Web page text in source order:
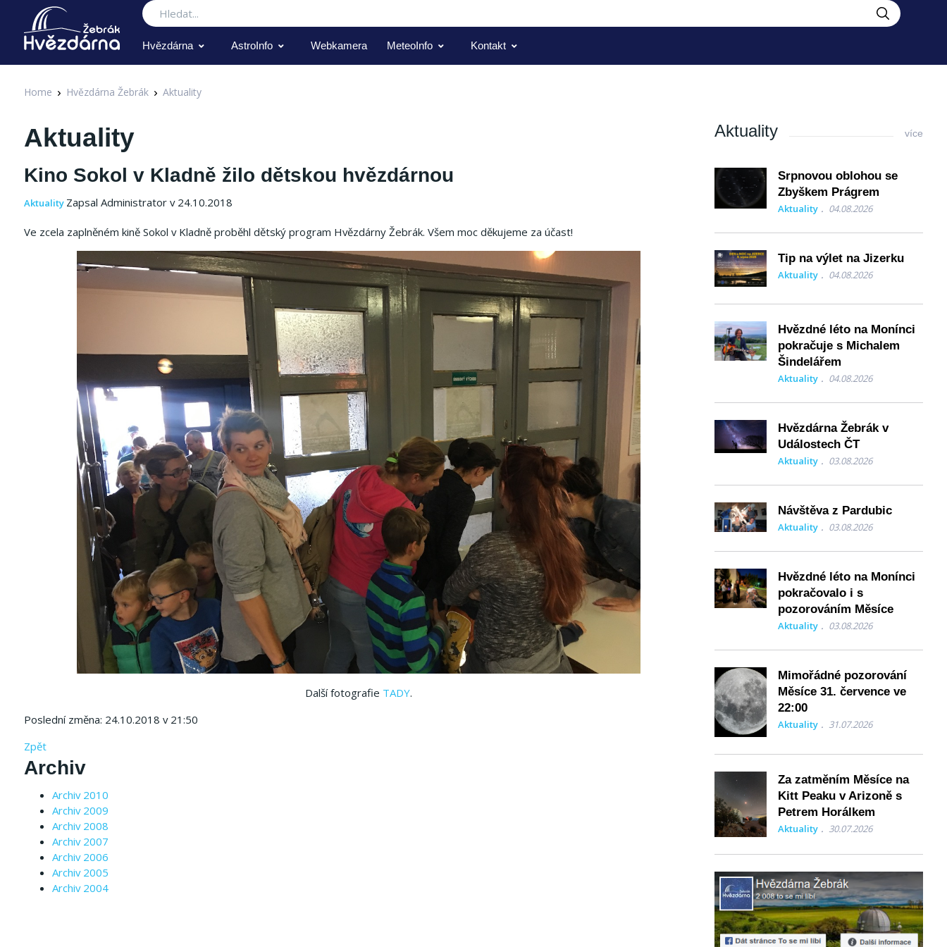
Hledat
Hvězdárna AstroInfo Webkamera MeteoInfo Kontakt
Home Hvězdárna Žebrák Aktuality
Aktuality
Kino Sokol v Kladně žilo dětskou hvězdárnou
Aktuality Zapsal Administrator v 24.10.2018
Ve zcela zaplněném kině Sokol v Kladně proběhl dětský program Hvězdárny Žebrák. Všem moc děkujeme za účast!
Další fotografie TADY.
Poslední změna: 24.10.2018 v 21:50
Zpět
Archiv
Archiv 2010
Archiv 2009
Archiv 2008
Archiv 2007
Archiv 2006
Archiv 2005
Archiv 2004
Aktuality více
Srpnovou oblohou se
Zbyškem Prágrem
Aktuality 04.08.2026
Tip na výlet na Jizerku
Aktuality 04.08.2026
Hvězdné léto na Monínci
pokračuje s Michalem
Šindelářem
Aktuality 04.08.2026
Hvězdárna Žebrák v
Událostech ČT
Aktuality 03.08.2026
Návštěva z Pardubic
Aktuality 03.08.2026
Hvězdné léto na Monínci
pokračovalo i s
pozorováním Měsíce
Aktuality 03.08.2026
Mimořádné pozorování
Měsíce 31. července ve
22:00
Aktuality 31.07.2026
Za zatměním Měsíce na
Kitt Peaku v Arizoně s
Petrem Horálkem
Aktuality 30.07.2026